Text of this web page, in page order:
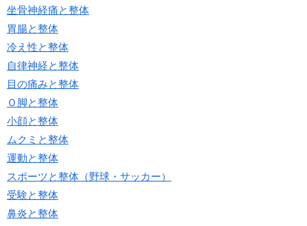
坐骨神経痛と整体
胃腸と整体
冷え性と整体
自律神経と整体
目の痛みと整体
Ｏ脚と整体
小顔と整体
ムクミと整体
運動と整体
スポーツと整体（野球・サッカー）
受験と整体
鼻炎と整体